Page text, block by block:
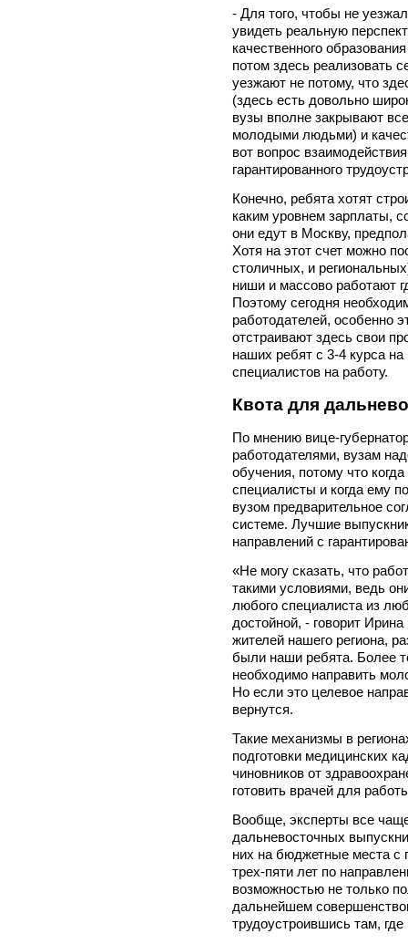
- Для того, чтобы не
увидеть реальную
качественного
потом здесь реализовать
уезжают не потому, что
(здесь есть довольно
вузы вполне закрывают
молодыми людьми) и
вот вопрос
гарантированного
Конечно, ребята хотят
каким уровнем зарплаты,
они едут в Москву,
Хотя на этот счет можно
столичных, и
ниши и массово работают
Поэтому сегодня
работодателей, особенно
отстраивают здесь свои
наших ребят с 3-4 курса
специалистов на работу.
Квота для
По мнению вице-
работодателями, вузам
обучения, потому что
специалисты и когда ему
вузом предварительное
системе. Лучшие
направлений с
«Не могу сказать, что
такими условиями, ведь
любого специалиста из
достойной, - говорит
жителей нашего региона,
были наши ребята. Более
необходимо направить
Но если это целевое
вернутся.
Такие механизмы в
подготовки медицинских
чиновников от
готовить врачей для
Вообще, эксперты все
дальневосточных
них на бюджетные места с
трех-пяти лет по
возможностью не только
дальнейшем
трудоустроившись там,